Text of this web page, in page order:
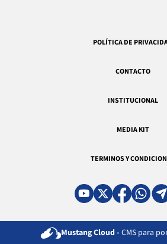
POLÍTICA DE
CONTACTO
INSTITUCIONAL
MEDIA KIT
TERMINOS Y
Mustang Cloud - CMS para